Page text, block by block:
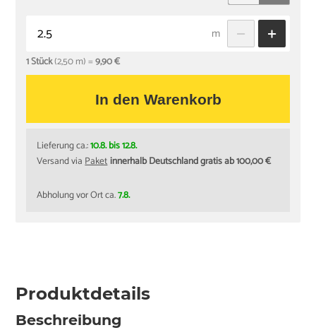
m
1 Stück(2,50 m) =9,90 €
In den Warenkorb
Lieferung ca.:10.8. bis 12.8.
Versand viaPaketinnerhalb Deutschland gratis ab 100,00 €
Abholung vor Ort ca.7.8.
Produktdetails
Beschreibung